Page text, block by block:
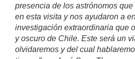
presencia de los astrónomos
en esta visita y nos ayudaron a
investigación extraordinaria que
y oscuro de Chile. Este será un
olvidaremos y del cual